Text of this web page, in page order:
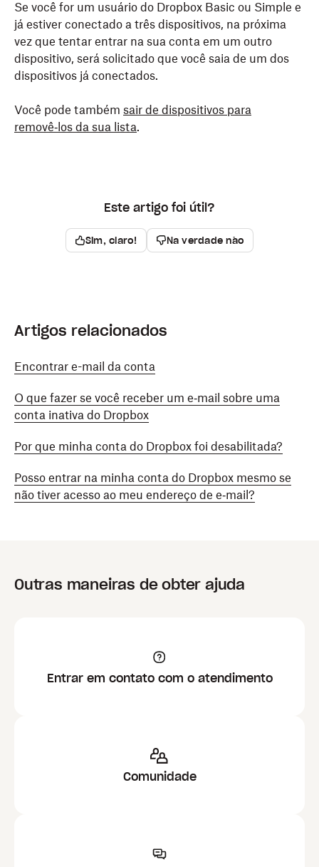
Se você for um usuário do Dropbox Basic ou Simple e
já estiver conectado a três dispositivos, na próxima
vez que tentar entrar na sua conta em um outro
dispositivo, será solicitado que você saia de um dos
dispositivos já conectados.
Você pode também sair de dispositivos para
removê‑los da sua lista.
Este artigo foi útil?
Sim, claro! Na verdade não
Artigos relacionados
Encontrar e-mail da conta
O que fazer se você receber um e‑mail sobre uma
conta inativa do Dropbox
Por que minha conta do Dropbox foi desabilitada?
Posso entrar na minha conta do Dropbox mesmo se
não tiver acesso ao meu endereço de e‑mail?
Outras maneiras de obter ajuda
Entrar em contato com o atendimento
Comunidade